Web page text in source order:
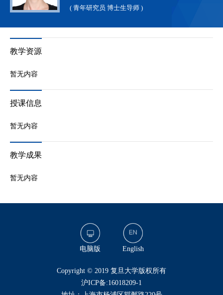
( 青年研究员 博士生导师 )
教学资源
暂无内容
授课信息
暂无内容
教学成果
暂无内容
电脑版 English
​Copyright © 2019 复旦大学版权所有
沪ICP备:16018209-1